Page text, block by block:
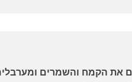
את הקמח והשמרים